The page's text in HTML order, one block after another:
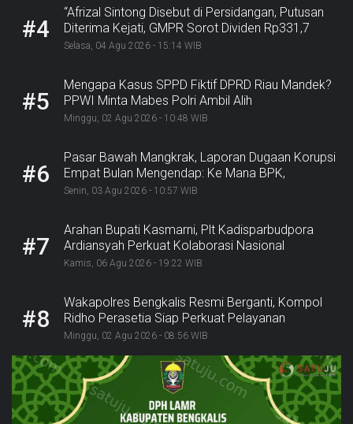
#4
“Afrizal Sintong Disebut di Persidangan, Putusan
Diterima Kejati, GMPR Sorot Dividen Rp331,7
Miliar”
Selasa, 04 Agu 2026 - 15:14 WIB
#5
Mengapa Kasus SPPD Fiktif DPRD Riau Mandek?
PPWI Minta Mabes Polri Ambil Alih
Minggu, 02 Agu 2026 - 10:48 WIB
#6
Pasar Bawah Mangkrak, Laporan Dugaan Korupsi
Empat Bulan Mengendap: Ke Mana BPK,
Inspektorat, dan Kejaksaan?
Senin, 03 Agu 2026 - 10:57 WIB
#7
Arahan Bupati Kasmarni, Plt Kadisparbudpora
Ardiansyah Perkuat Kolaborasi Nasional
Sukseskan Ekraforia 2026 dan Bangun Bengkalis
Kamis, 06 Agu 2026 - 19:22 WIB
#8
Wakapolres Bengkalis Resmi Berganti, Kompol
Ridho Perasetia Siap Perkuat Pelayanan
Kepolisian
Minggu, 02 Agu 2026 - 08:56 WIB